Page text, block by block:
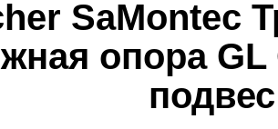
SaMontec
опора